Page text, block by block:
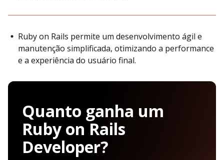
Ruby on Rails permite um desenvolvimento ágil e
manutenção simplificada, otimizando a performance
e a experiência do usuário final.
Quanto ganha um
Ruby on Rails
Developer?